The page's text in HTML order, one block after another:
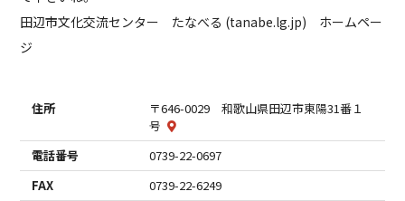
田辺市文化交流センター たなべる (tanabe.lg.jp) ホームペー
ジ
住所
〒646-0029 和歌山県田辺市東陽31番１
号
電話番号
0739-22-0697
FAX
0739-22-6249